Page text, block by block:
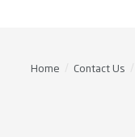
Home Contact Us